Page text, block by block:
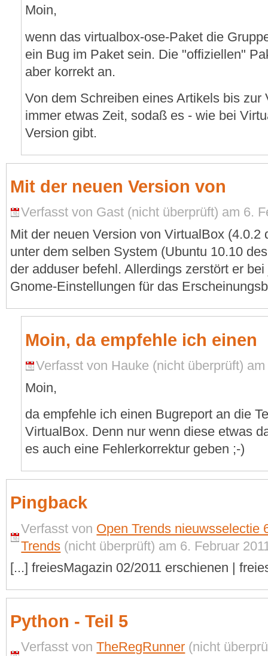
Moin,
wenn das virtualbox-ose-Paket die
ein Bug im Paket sein. Die "offiziellen"
aber korrekt an.
Von dem Schreiben eines Artikels bis zur
immer etwas Zeit, sodaß es - wie bei
Version gibt.
Mit der neuen Version von
Verfasst von Gast (nicht überprüft) am 6.
Mit der neuen Version von VirtualBox (4.0.2
unter dem selben System (Ubuntu 10.10
der adduser befehl. Allerdings zerstört er
Gnome-Einstellungen für das
Moin, da empfehle ich einen
Verfasst von Hauke (nicht überprüft)
Moin,
da empfehle ich einen Bugreport an die
VirtualBox. Denn nur wenn diese etwas
es auch eine Fehlerkorrektur geben ;-)
Pingback
Verfasst von Open Trends nieuwsselectie
Trends (nicht überprüft) am 6. Februar
[...] freiesMagazin 02/2011 erschienen |
Python - Teil 5
Verfasst vonTheRegRunner (nicht